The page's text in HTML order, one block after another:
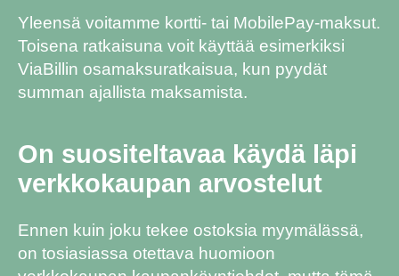
Yleensä voitamme kortti- tai MobilePay-maksut.
Toisena ratkaisuna voit käyttää esimerkiksi
ViaBillin osamaksuratkaisua, kun pyydät
summan ajallista maksamista.
On suositeltavaa käydä läpi
verkkokaupan arvostelut
Ennen kuin joku tekee ostoksia myymälässä,
on tosiasiassa otettava huomioon